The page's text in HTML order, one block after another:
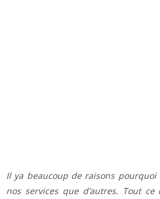
Il ya beaucoup de raisons
nos services que d’autres. Tout